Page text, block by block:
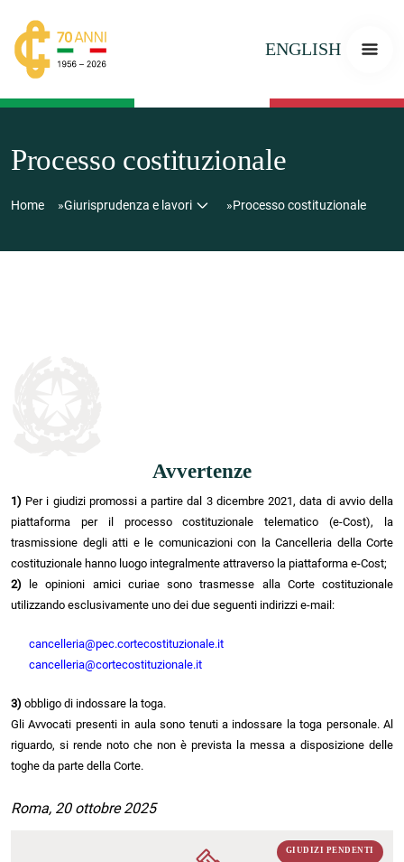
ENGLISH
Processo costituzionale
Home Giurisprudenza e lavori Processo costituzionale
Avvertenze
1) Per i giudizi promossi a partire dal 3 dicembre 2021, data di avvio della
piattaforma per il processo costituzionale telematico (e-Cost), la
trasmissione degli atti e le comunicazioni con la Cancelleria della Corte
costituzionale hanno luogo integralmente attraverso la piattaforma e-Cost;
2) le opinioni amici curiae sono trasmesse alla Corte costituzionale
utilizzando esclusivamente uno dei due seguenti indirizzi e-mail:
cancelleria@pec.cortecostituzionale.it
cancelleria@cortecostituzionale.it
3) obbligo di indossare la toga.
Gli Avvocati presenti in aula sono tenuti a indossare la toga personale. Al
riguardo, si rende noto che non è prevista la messa a disposizione delle
toghe da parte della Corte.
Roma, 20 ottobre 2025
GIUDIZI PENDENTI